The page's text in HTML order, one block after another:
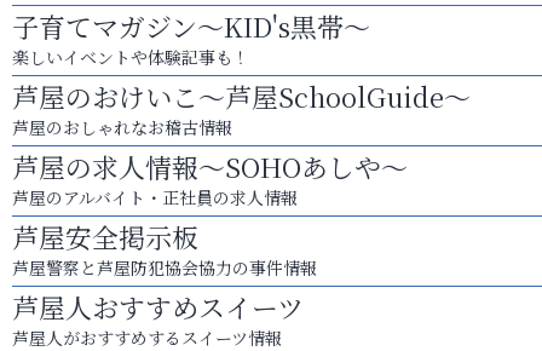
子育てマガジン～KID's黒帯～
楽しいイベントや体験記事も！
芦屋のおけいこ～芦屋SchoolGuide～
芦屋のおしゃれなお稽古情報
芦屋の求人情報～SOHOあしや～
芦屋のアルバイト・正社員の求人情報
芦屋安全掲示板
芦屋警察と芦屋防犯協会協力の事件情報
芦屋人おすすめスイーツ
芦屋人がおすすめするスイーツ情報